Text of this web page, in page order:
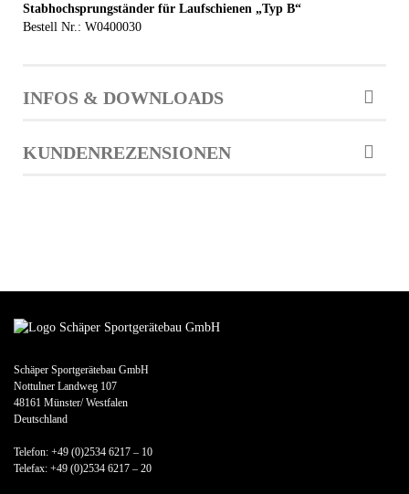
Stabhochsprungständer für Laufschienen „Typ B“
Bestell Nr.: W0400030
INFOS & DOWNLOADS
KUNDENREZENSIONEN
Schäper Sportgerätebau GmbH
Nottulner Landweg 107
48161 Münster/ Westfalen
Deutschland
Telefon: +49 (0)2534 6217 – 10
Telefax: +49 (0)2534 6217 – 20